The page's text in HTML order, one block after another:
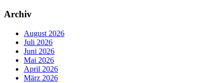
Archiv
August 2026
Juli 2026
Juni 2026
Mai 2026
April 2026
März 2026